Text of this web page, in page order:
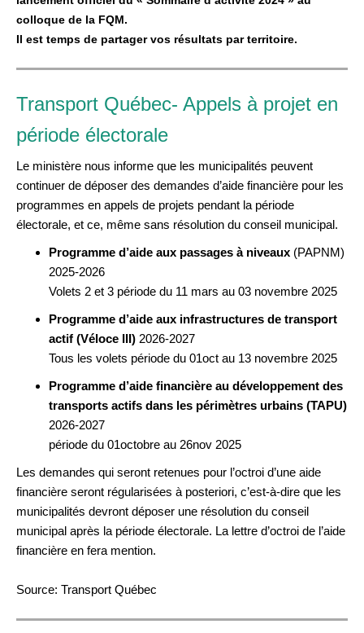
colloque de la FQM.
Il est temps de partager vos résultats par territoire.
Transport Québec- Appels à projet en
période électorale
Le ministère nous informe que les municipalités peuvent
continuer de déposer des demandes d’aide financière pour les
programmes en appels de projets pendant la période
électorale, et ce, même sans résolution du conseil municipal.
Programme d’aide aux passages à niveaux (PAPNM)
2025-2026
Volets 2 et 3 période du 11 mars au 03 novembre 2025
Programme d’aide aux infrastructures de transport
actif (Véloce III) 2026-2027
Tous les volets période du 01oct au 13 novembre 2025
Programme d’aide financière au développement des
transports actifs dans les périmètres urbains (TAPU)
2026-2027
période du 01octobre au 26nov 2025
Les demandes qui seront retenues pour l’octroi d’une aide
financière seront régularisées à posteriori, c’est-à-dire que les
municipalités devront déposer une résolution du conseil
municipal après la période électorale. La lettre d’octroi de l’aide
financière en fera mention.
Source: Transport Québec